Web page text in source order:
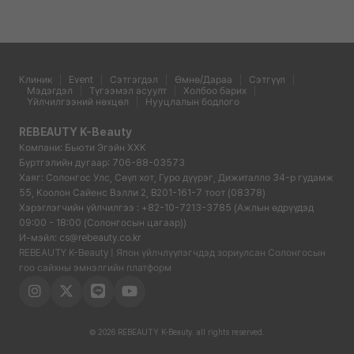
Клиник Event Сэтгэгдэл Өмнө/Дараа
Сэтгүүл
Мэдэгдэл
Түгээмэл асуулт
Холбоо барих
Үйлчилгээний нөхцөл
Нууцлалын бодлого
REBEAUTY K-Beauty
Компани: Бьюти Эгэйн ХХК
Бүртгэлийн дугаар: 706-88-03573
Хаяг: Солонгос Улс, Сөүл хот, Гуро дүүрэг, Дижиталло 34-р гудамж
55, Коолон Сайенс Вэлли 2, B201-161-7 тоот (08378)
Хэрэглэгчийн үйлчилгээ : +82-10-7213-3785 (Ажлын өдрүүдэд
09:00 - 18:00 (Солонгосын цагаар))
И-мэйл: cs@rebeauty.co.kr
REBEAUTY K-Beauty | Япон үйлчлүүлэгчдэд зориулсан Солонгосын
гоо сайхны эмнэлгийн платформ
© 2026 REBEAUTY K-Beauty. all rights reserved.